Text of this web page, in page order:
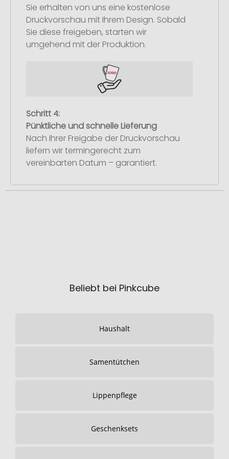
Sie erhalten von uns eine kostenlose
Druckvorschau mit Ihrem Design. Sobald
Sie diese freigeben, starten wir
umgehend mit der Produktion.
Schritt 4:
Pünktliche und schnelle Lieferung
Nach Ihrer Freigabe der Druckvorschau
liefern wir termingerecht zum
vereinbarten Datum – garantiert.
Beliebt bei Pinkcube
Haushalt
Samentütchen
Lippenpflege
Geschenksets